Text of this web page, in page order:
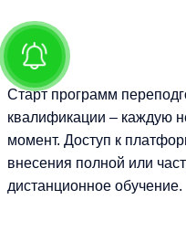
Старт программ
квалификации – каждую
момент. Доступ к
внесения полной или
дистанционное обучение.